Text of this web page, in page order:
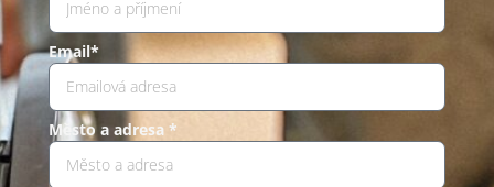
Email*
Město a adresa *